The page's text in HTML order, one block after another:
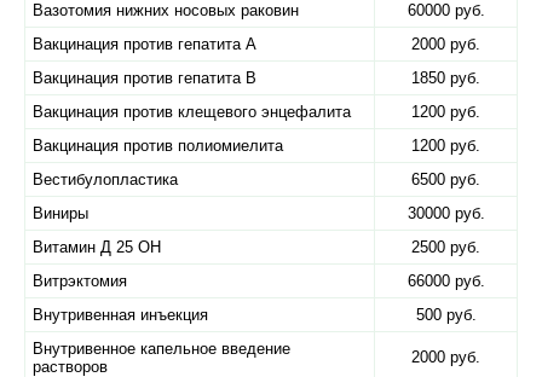
Вазотомия нижних носовых раковин
60000 руб.
Вакцинация против гепатита А
2000 руб.
Вакцинация против гепатита В
1850 руб.
Вакцинация против клещевого энцефалита
1200 руб.
Вакцинация против полиомиелита
1200 руб.
Вестибулопластика
6500 руб.
Виниры
30000 руб.
Витамин Д 25 ОН
2500 руб.
Витрэктомия
66000 руб.
Внутривенная инъекция
500 руб.
Внутривенное капельное введение
растворов
2000 руб.